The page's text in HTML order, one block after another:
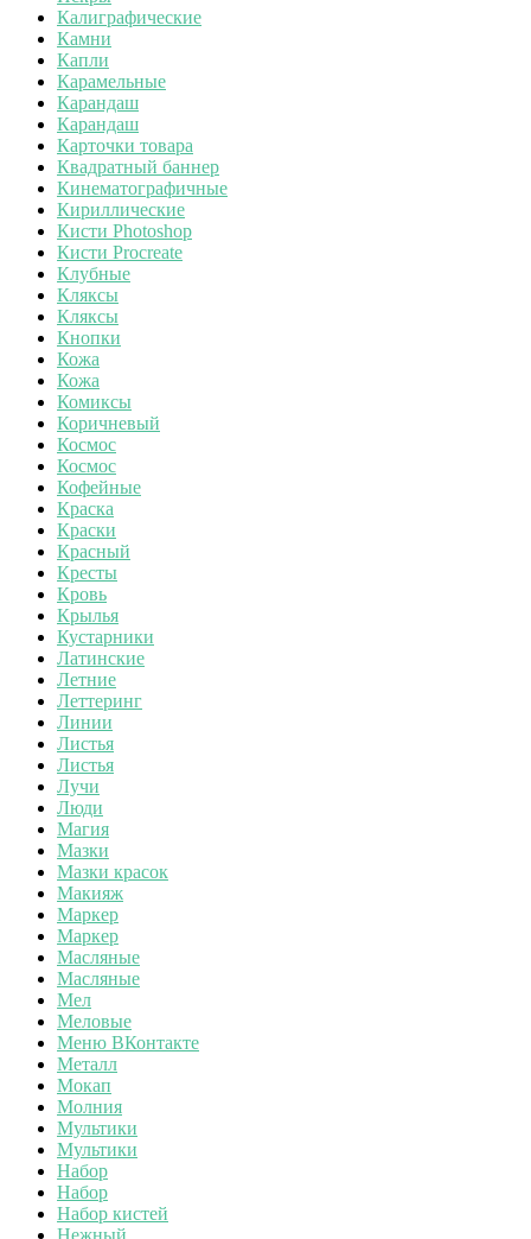
Калиграфические
Камни
Капли
Карамельные
Карандаш
Карандаш
Карточки товара
Квадратный баннер
Кинематографичные
Кириллические
Кисти Photoshop
Кисти Procreate
Клубные
Кляксы
Кляксы
Кнопки
Кожа
Кожа
Комиксы
Коричневый
Космос
Космос
Кофейные
Краска
Краски
Красный
Кресты
Кровь
Крылья
Кустарники
Латинские
Летние
Леттеринг
Линии
Листья
Листья
Лучи
Люди
Магия
Мазки
Мазки красок
Макияж
Маркер
Маркер
Масляные
Масляные
Мел
Меловые
Меню ВКонтакте
Металл
Мокап
Молния
Мультики
Мультики
Набор
Набор
Набор кистей
Нежный